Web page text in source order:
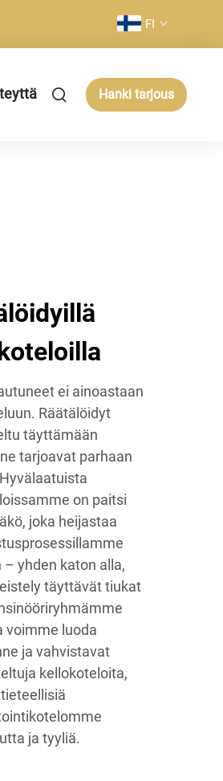
FI
Hanki tarjous
ei ainoastaan
Räätälöidyt
täyttämään
tarjoavat parhaan
on paitsi
joka heijastaa
yhden katon alla,
täyttävät tiukat
voimme luoda
ja vahvistavat
kellokoteloita,
ja tyyliä.